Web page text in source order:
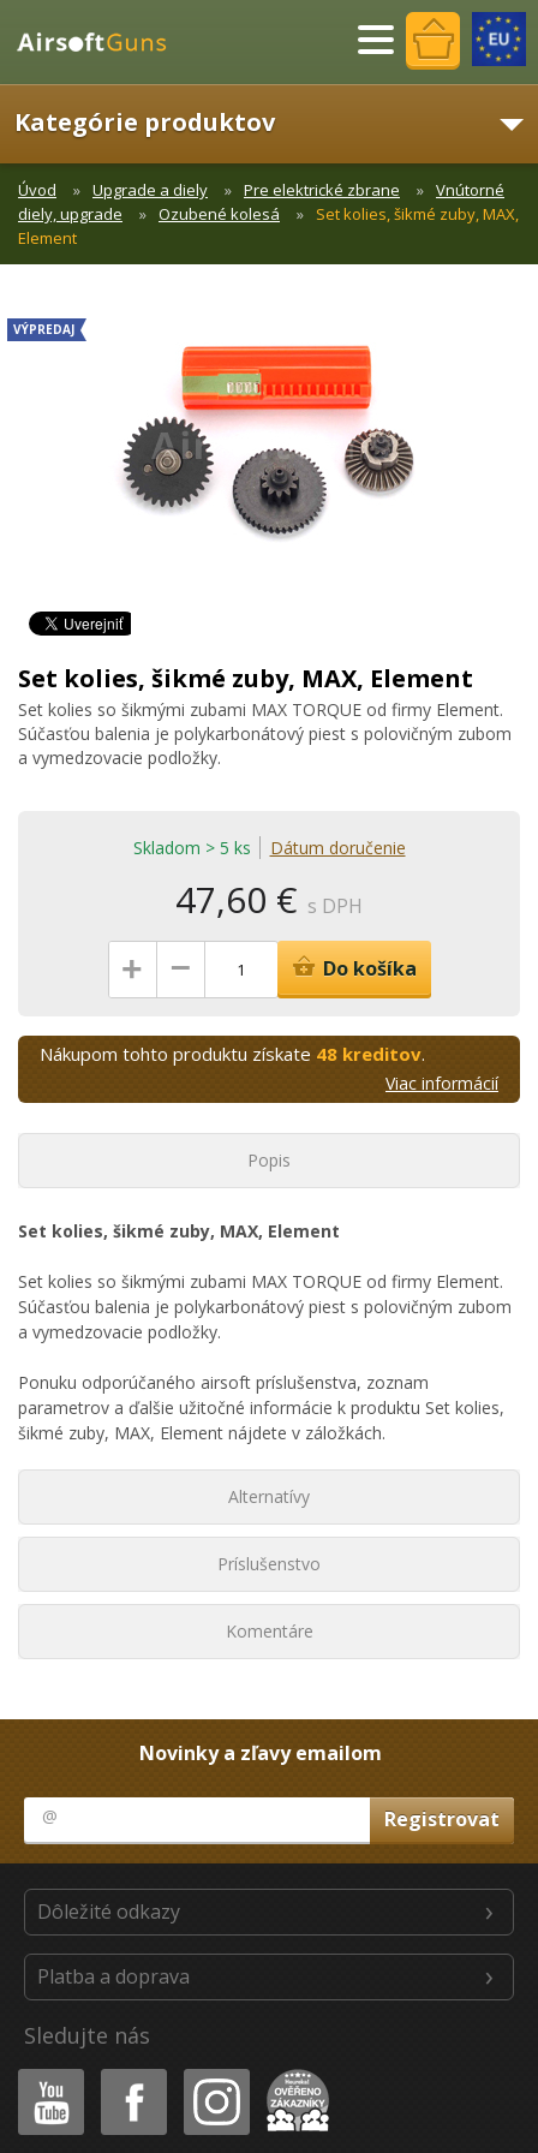
Menu
Kategórie produktov
Úvod Upgrade a diely Pre elektrické zbrane
Vnútorné
diely, upgrade
Ozubené kolesá
Set kolies, šikmé zuby, MAX,
Element
VÝPREDAJ
Set kolies, šikmé zuby, MAX, Element
Set kolies so šikmými zubami MAX TORQUE od firmy Element.
Súčasťou balenia je polykarbonátový piest s polovičným zubom
a vymedzovacie podložky.
Skladom > 5 ks Dátum doručenie
47,60 € s DPH
+ – Do košíka
Nákupom tohto produktu získate 48 kreditov.
Viac informácií
Popis
Set kolies, šikmé zuby, MAX, Element
Set kolies so šikmými zubami MAX TORQUE od firmy Element.
Súčasťou balenia je polykarbonátový piest s polovičným zubom
a vymedzovacie podložky.
Ponuku odporúčaného airsoft príslušenstva, zoznam
parametrov a ďalšie užitočné informácie k produktu Set kolies,
šikmé zuby, MAX, Element nájdete v záložkách.
Alternatívy
Príslušenstvo
Komentáre
Novinky a zľavy emailom
Dôležité odkazy
Platba a doprava
Sledujte nás
Youtube Facebook Instagram Heureka